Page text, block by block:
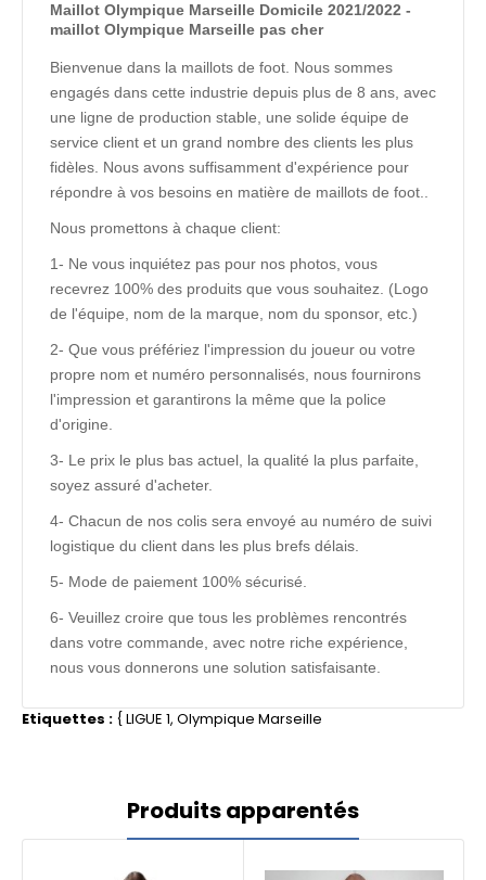
Maillot Olympique Marseille Domicile 2021/2022 -
maillot Olympique Marseille pas cher
Bienvenue dans la maillots de foot. Nous sommes
engagés dans cette industrie depuis plus de 8 ans, avec
une ligne de production stable, une solide équipe de
service client et un grand nombre des clients les plus
fidèles. Nous avons suffisamment d'expérience pour
répondre à vos besoins en matière de maillots de foot..
Nous promettons à chaque client:
1- Ne vous inquiétez pas pour nos photos, vous
recevrez 100% des produits que vous souhaitez. (Logo
de l'équipe, nom de la marque, nom du sponsor, etc.)
2- Que vous préfériez l'impression du joueur ou votre
propre nom et numéro personnalisés, nous fournirons
l'impression et garantirons la même que la police
d'origine.
3- Le prix le plus bas actuel, la qualité la plus parfaite,
soyez assuré d'acheter.
4- Chacun de nos colis sera envoyé au numéro de suivi
logistique du client dans les plus brefs délais.
5- Mode de paiement 100% sécurisé.
6- Veuillez croire que tous les problèmes rencontrés
dans votre commande, avec notre riche expérience,
nous vous donnerons une solution satisfaisante.
Etiquettes : {LIGUE 1, Olympique Marseille
Produits apparentés